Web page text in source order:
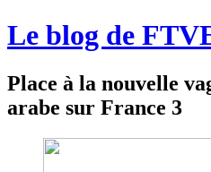
Le blog de
Place à la nouvelle
arabe sur France 3